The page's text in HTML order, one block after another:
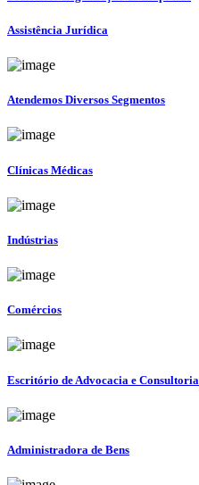
Assistência Jurídica
Atendemos Diversos Segmentos
Clínicas Médicas
Indústrias
Comércios
Escritório de Advocacia e Consultoria
Administradora de Bens